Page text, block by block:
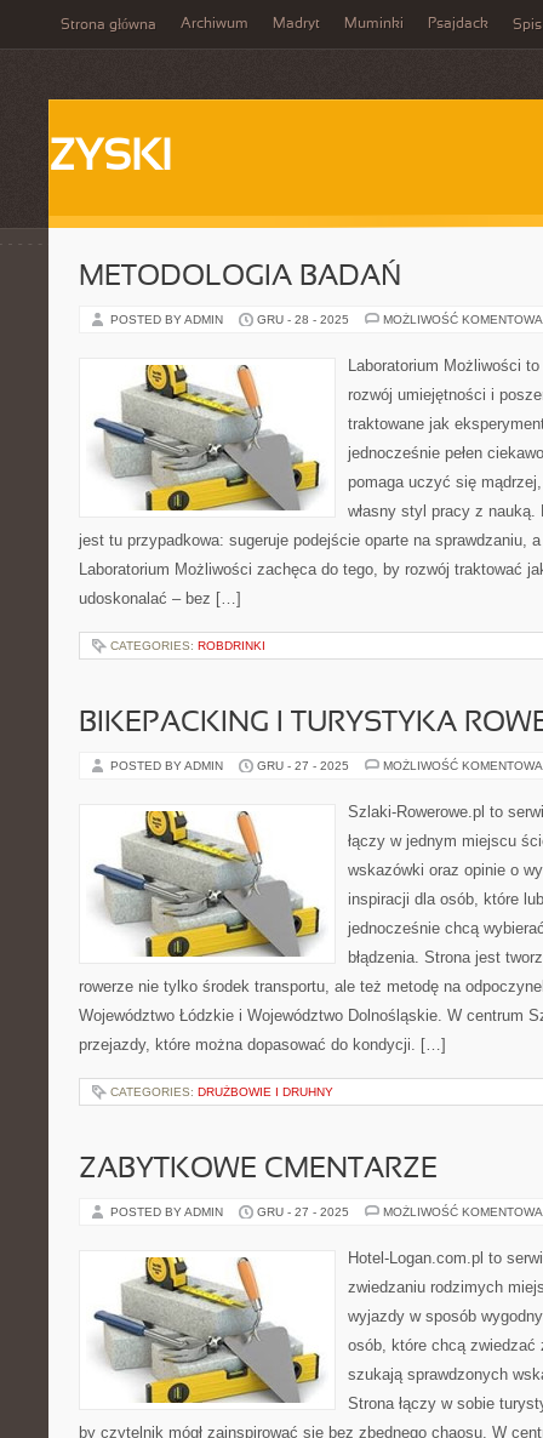
Strona główna Archiwum Madryt Muminki Psajdack Spis
ZYSKI
METODOLOGIA BADAŃ
POSTED BY ADMIN GRU - 28 - 2025 MOŻLIWOŚĆ
Laboratorium Możliwości
rozwój umiejętności i
traktowane jak
jednocześnie pełen
pomaga uczyć się
własny styl pracy z nauką.
jest tu przypadkowa: sugeruje podejście oparte na sprawdzaniu,
Laboratorium Możliwości zachęca do tego, by rozwój traktować
udoskonalać – bez […]
CATEGORIES: ROBDRINKI
BIKEPACKING I TURYSTYKA
POSTED BY ADMIN GRU - 27 - 2025 MOŻLIWOŚĆ
Szlaki-Rowerowe.pl to
łączy w jednym miejscu
wskazówki oraz opinie o
inspiracji dla osób, które
jednocześnie chcą
błądzenia. Strona jest
rowerze nie tylko środek transportu, ale też metodę na
Województwo Łódzkie i Województwo Dolnośląskie. W centrum
przejazdy, które można dopasować do kondycji. […]
CATEGORIES: DRUŻBOWIE I DRUHNY
ZABYTKOWE CMENTARZE
POSTED BY ADMIN GRU - 27 - 2025 MOŻLIWOŚĆ
Hotel-Logan.com.pl to
zwiedzaniu rodzimych
wyjazdy w sposób
osób, które chcą zwiedzać
szukają sprawdzonych
Strona łączy w sobie
by czytelnik mógł zainspirować się bez zbędnego chaosu. W